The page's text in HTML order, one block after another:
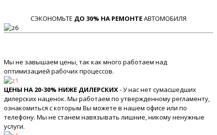
СЭКОНОМЬТЕ ДО 30% НА РЕМОНТЕАВТОМОБИЛЯ
Мы не завышаем цены, так как много работаем над
оптимизацией рабочих процессов.
ЦЕНЫ НА 20-30% НИЖЕ ДИЛЕРСКИХ- У нас нет сумасшедших
дилерских наценок. Мы работаем по утвержденному регламенту,
ознакомиться с которым Вы можете в нашем офисе или по
телефону. Мы не станем навязывать лишние, никому ненужные
услуги.